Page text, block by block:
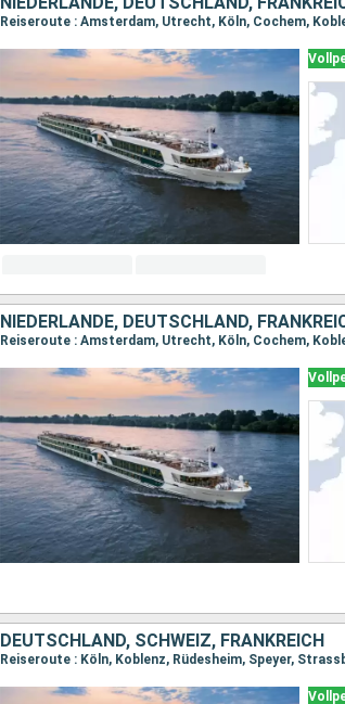
Reiseroute : Amsterdam, Utrecht, Köln, Cochem,
NIEDERLANDE, DEUTSCHLAND,
DEUTSCHLAND, SCHWEIZ, FRANKREICH
Reiseroute : Köln, Koblenz, Rüdesheim, Speyer,